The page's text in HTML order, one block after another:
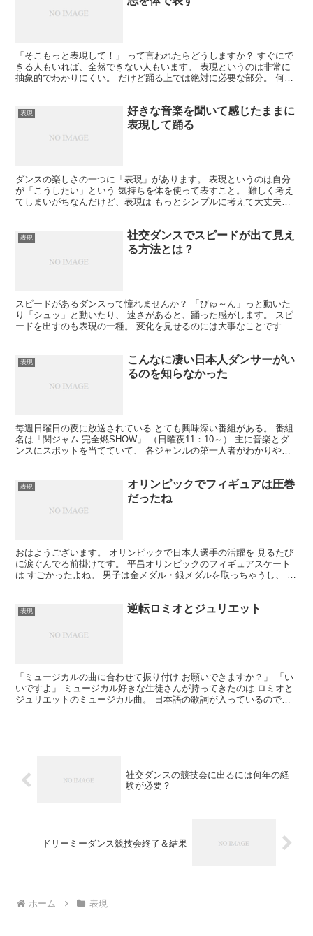
「そこもっと表現して！」 って言われたらどうしますか？ すぐにで
きる人もいれば、全然できない人もいます。 表現というのは非常に
抽象的でわかりにくい。 だけど踊る上では絶対に必要な部分。 何を
表現
好きな音楽を聞いて感じたままに
表現して踊る
ダンスの楽しさの一つに「表現」があります。 表現というのは自分
が「こうしたい」という 気持ちを体を使って表すこと。 難しく考え
てしまいがちなんだけど、表現は もっとシンプルに考えて大丈夫で
表現
社交ダンスでスピードが出て見え
る方法とは？
スピードがあるダンスって憧れませんか？ 「びゅ～ん」っと動いた
り「シュッ」と動いたり、 速さがあると、踊った感がします。 スピ
ードを出すのも表現の一種。 変化を見せるのには大事なことです。
表現
こんなに凄い日本人ダンサーがい
るのを知らなかった
毎週日曜日の夜に放送されている とても興味深い番組がある。 番組
名は「関ジャム 完全燃SHOW」 （日曜夜11：10～） 主に音楽とダ
ンスにスポットを当てていて、 各ジャンルの第一人者がわかりやす
表現
オリンピックでフィギュアは圧巻
だったね
おはようございます。 オリンピックで日本人選手の活躍を 見るたび
に涙ぐんでる前掛けです。 平昌オリンピックのフィギュアスケート
は すごかったよね。 男子は金メダル・銀メダルを取っちゃうし、 女
表現 逆転ロミオとジュリエット
「ミュージカルの曲に合わせて振り付け お願いできますか？」 「い
いですよ」 ミュージカル好きな生徒さんが持ってきたのは ロミオと
ジュリエットのミュージカル曲。 日本語の歌詞が入っているので、
社交ダンスの競技会に出るには何年の経
験が必要？
ドリーミーダンス競技会終了＆結果
ホーム 表現